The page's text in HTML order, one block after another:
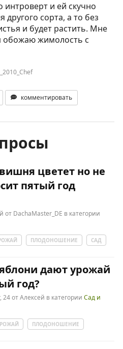
и ей скучно
сорта, а то без
и будет растить. Мне
обожаю жимолость с
комментировать
цветет но не
пятый год
от DachaMaster_DE в категории
ПЛОДОНОШЕНИЕ САД
дают урожай
год?
24 отАлексей в категории Сад и
ПЛОДОНОШЕНИЕ